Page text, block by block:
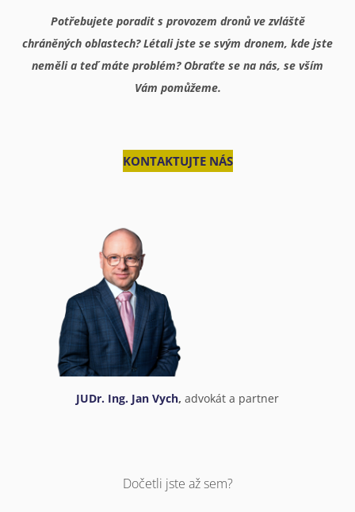
Potřebujete poradit s provozem dronů ve zvláště
chráněných oblastech? Létali jste se svým dronem, kde jste
neměli a teď máte problém? Obraťte se na nás, se vším
Vám pomůžeme.
KONTAKTUJTE NÁS
JUDr. Ing. Jan Vych, advokát a partner
Dočetli jste až sem?